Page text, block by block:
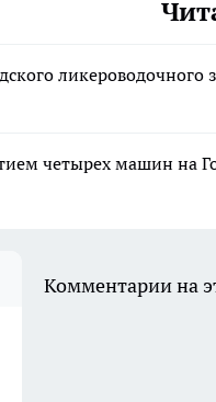
ликероводочного
четырех машин на
Комментарии на